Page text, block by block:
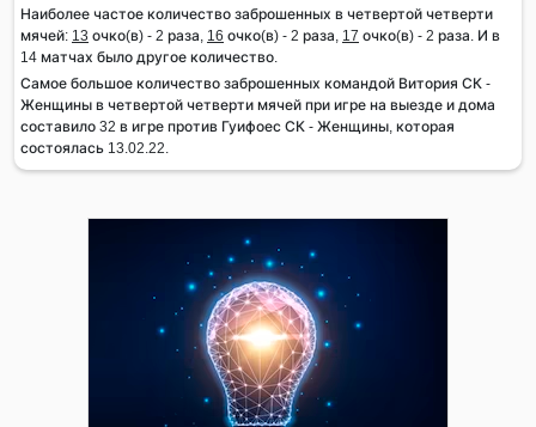
Наиболее частое количество заброшенных в четвертой четверти
мячей: 13 очко(в) - 2 раза, 16 очко(в) - 2 раза, 17 очко(в) - 2 раза. И в
14 матчах было другое количество.
Самое большое количество заброшенных командой Витория СК -
Женщины в четвертой четверти мячей при игре на выезде и дома
составило 32 в игре против Гуифоес СК - Женщины, которая
состоялась 13.02.22.